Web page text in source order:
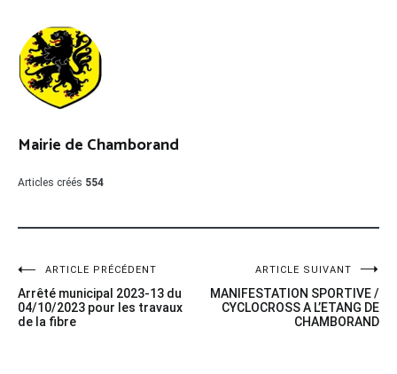
Mairie de Chamborand
Articles créés 554
Navigation
de
ARTICLE PRÉCÉDENT
Arrêté municipal 2023-13 du
04/10/2023 pour les travaux
de la fibre
ARTICLE SUIVANT
MANIFESTATION SPORTIVE /
CYCLOCROSS A L’ETANG DE
CHAMBORAND